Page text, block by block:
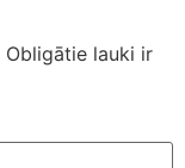
Obligātie lauki ir